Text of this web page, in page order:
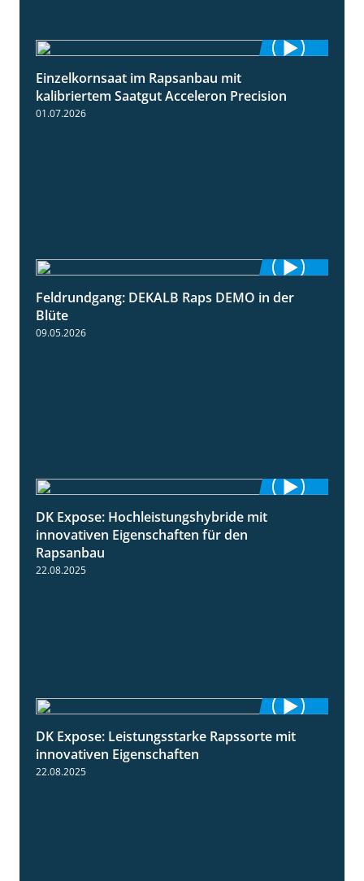
Einzelkornsaat im Rapsanbau mit
kalibriertem Saatgut Acceleron Precision
01.07.2026
2:37
Feldrundgang: DEKALB Raps DEMO in der
Blüte
09.05.2026
DK Expose: Hochleistungshybride mit
innovativen Eigenschaften für den
Rapsanbau
22.08.2025
2:28
DK Expose: Leistungsstarke Rapssorte mit
innovativen Eigenschaften
22.08.2025